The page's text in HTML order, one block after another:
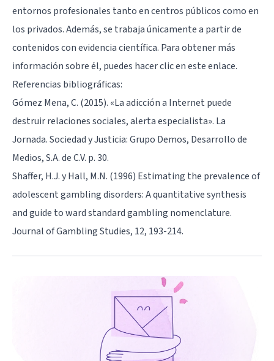
entornos profesionales tanto en centros públicos como en
los privados. Además, se trabaja únicamente a partir de
contenidos con evidencia científica. Para obtener más
información sobre él, puedes hacer clic en este enlace.
Referencias bibliográficas:
Gómez Mena, C. (2015). «La adicción a Internet puede
destruir relaciones sociales, alerta especialista». La
Jornada. Sociedad y Justicia: Grupo Demos, Desarrollo de
Medios, S.A. de C.V. p. 30.
Shaffer, H.J. y Hall, M.N. (1996) Estimating the prevalence of
adolescent gambling disorders: A quantitative synthesis
and guide to ward standard gambling nomenclature.
Journal of Gambling Studies, 12, 193-214.